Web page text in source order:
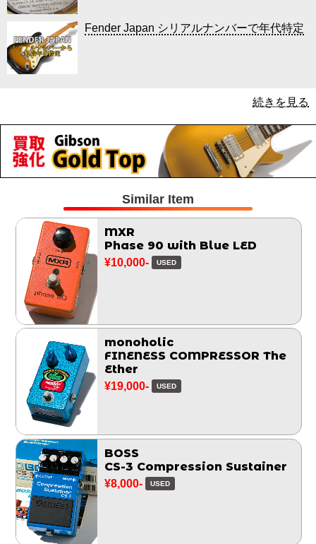
Fender Japan シリアルナンバーで年代特定
続きを見る
Similar Item
MXR
Phase 90 with Blue LED
¥10,000- USED
monoholic
FINENESS COMPRESSOR The
Ether
¥19,000- USED
BOSS
CS-3 Compression Sustainer
¥8,000- USED